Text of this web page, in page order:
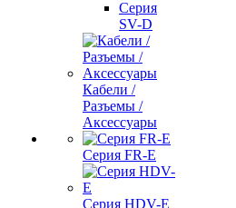
Серия
SV-D
Кабели /
Разъемы /
Аксессуары
Серия FR-E
Серия HDV-E